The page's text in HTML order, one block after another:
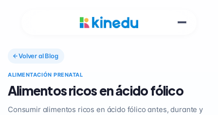
Volver al Blog
ALIMENTACIÓN PRENATAL
Alimentos ricos en ácido fólico
Consumir alimentos ricos en ácido fólico antes, durante y